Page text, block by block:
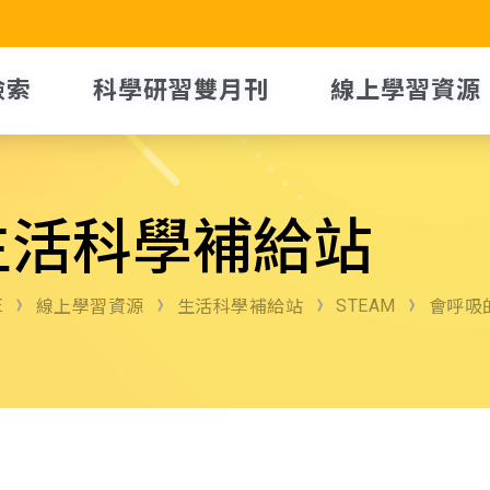
科學研習雙月刊 線上學習資源
科學補給站
線上學習資源 生活科學補給站 STEAM 會呼吸